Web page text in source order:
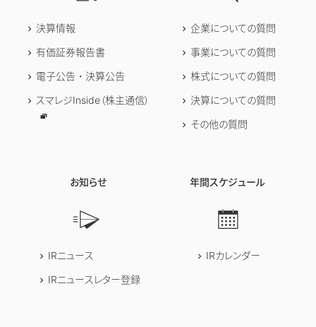
決算情報
有価証券報告書
電子公告・決算公告
スマレジInside（株主通信）
企業についての質問
事業についての質問
株式についての質問
決算についての質問
その他の質問
お知らせ
IRニュース
IRニュースレター登録
年間スケジュール
IRカレンダー